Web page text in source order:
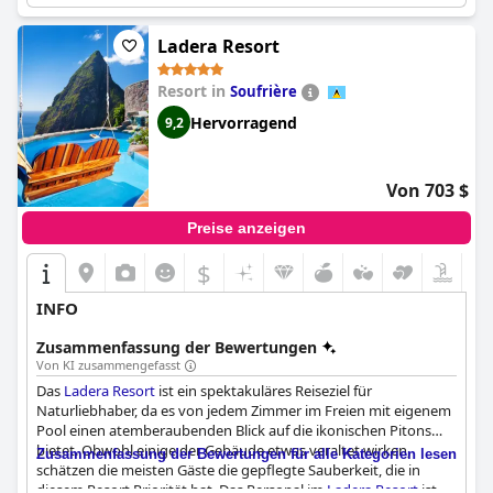
Gäste loben das luxuriöse Gefühl und die Besonderheit des
Ortes. Insgesamt sind sich die Gäste einig, dass das Rabot Hotel
ein Luxusaufenthalt ist, der sich lohnt.
Ladera Resort
Resort in Soufrière
9,2 Hervorragend
Von 703 $
Preise anzeigen
$
INFO
Zusammenfassung der Bewertungen
Von KI zusammengefasst
Das Ladera Resort ist ein spektakuläres Reiseziel für
Naturliebhaber, da es von jedem Zimmer im Freien mit eigenem
Pool einen atemberaubenden Blick auf die ikonischen Pitons
bietet. Obwohl einige der Gebäude etwas veraltet wirken,
schätzen die meisten Gäste die gepflegte Sauberkeit, die in
Zusammenfassung der Bewertungen für alle Kategorien lesen